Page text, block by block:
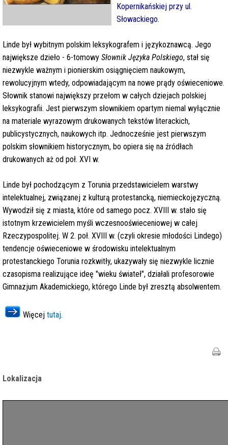
Kopernikańskiej przy ul.
Słowackiego.
Linde był wybitnym polskim leksykografem i językoznawcą. Jego
największe dzieło - 6-tomowy Słownik Języka Polskiego, stał się
niezwykle ważnym i pionierskim osiągnięciem naukowym,
rewolucyjnym wtedy, odpowiadającym na nowe prądy oświeceniowe.
Słownik stanowi największy przełom w całych dziejach polskiej
leksykografii. Jest pierwszym słownikiem opartym niemal wyłącznie
na materiale wyrazowym drukowanych tekstów literackich,
publicystycznych, naukowych itp. Jednocześnie jest pierwszym
polskim słownikiem historycznym, bo opiera się na źródłach
drukowanych aż od poł. XVI w.
Linde był pochodzącym z Torunia przedstawicielem warstwy
intelektualnej, związanej z kulturą protestancką, niemieckojęzyczną.
Wywodził się z miasta, które od samego pocz. XVIII w. stało się
istotnym krzewicielem myśli wczesnooświeceniowej w całej
Rzeczypospolitej. W 2. poł. XVIII w. (czyli okresie młodości Lindego)
tendencje oświeceniowe w środowisku intelektualnym
protestanckiego Torunia rozkwitły, ukazywały się niezwykle licznie
czasopisma realizujące ideę "wieku świateł", działali profesorowie
Gimnazjum Akademickiego, którego Linde był zresztą absolwentem.
Więcej tutaj.
Lokalizacja